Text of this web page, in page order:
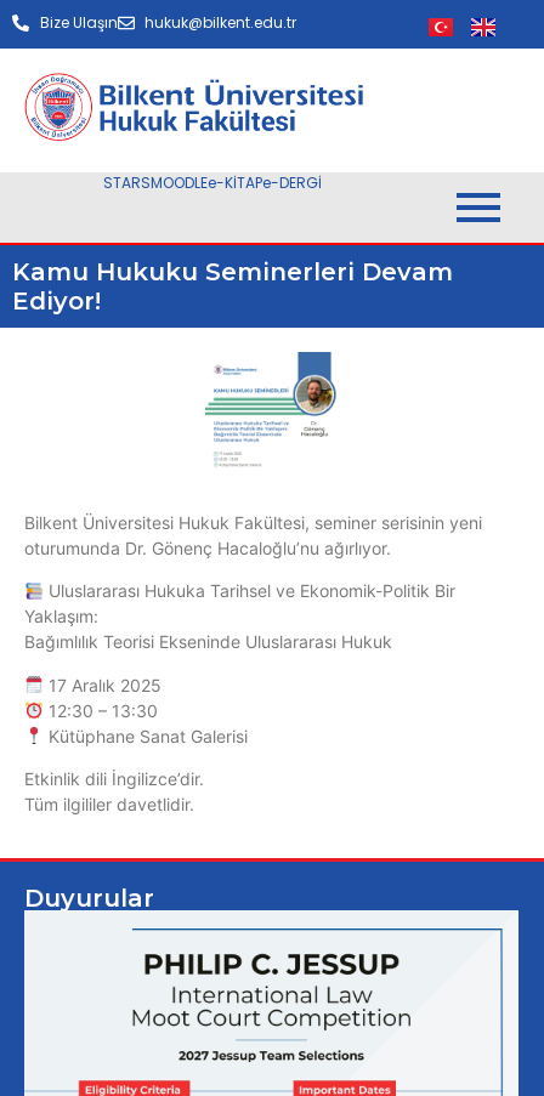
Bize Ulaşın hukuk@bilkent.edu.tr
STARSMOODLEe-KİTAPe-DERGİ
Kamu Hukuku Seminerleri Devam
Ediyor!
Bilkent Üniversitesi Hukuk Fakültesi, seminer serisinin yeni
oturumunda Dr. Gönenç Hacaloğlu’nu ağırlıyor.
Uluslararası Hukuka Tarihsel ve Ekonomik-Politik Bir
Yaklaşım:
Bağımlılık Teorisi Ekseninde Uluslararası Hukuk
17 Aralık 2025
12:30 – 13:30
Kütüphane Sanat Galerisi
Etkinlik dili İngilizce’dir.
Tüm ilgililer davetlidir.
Duyurular